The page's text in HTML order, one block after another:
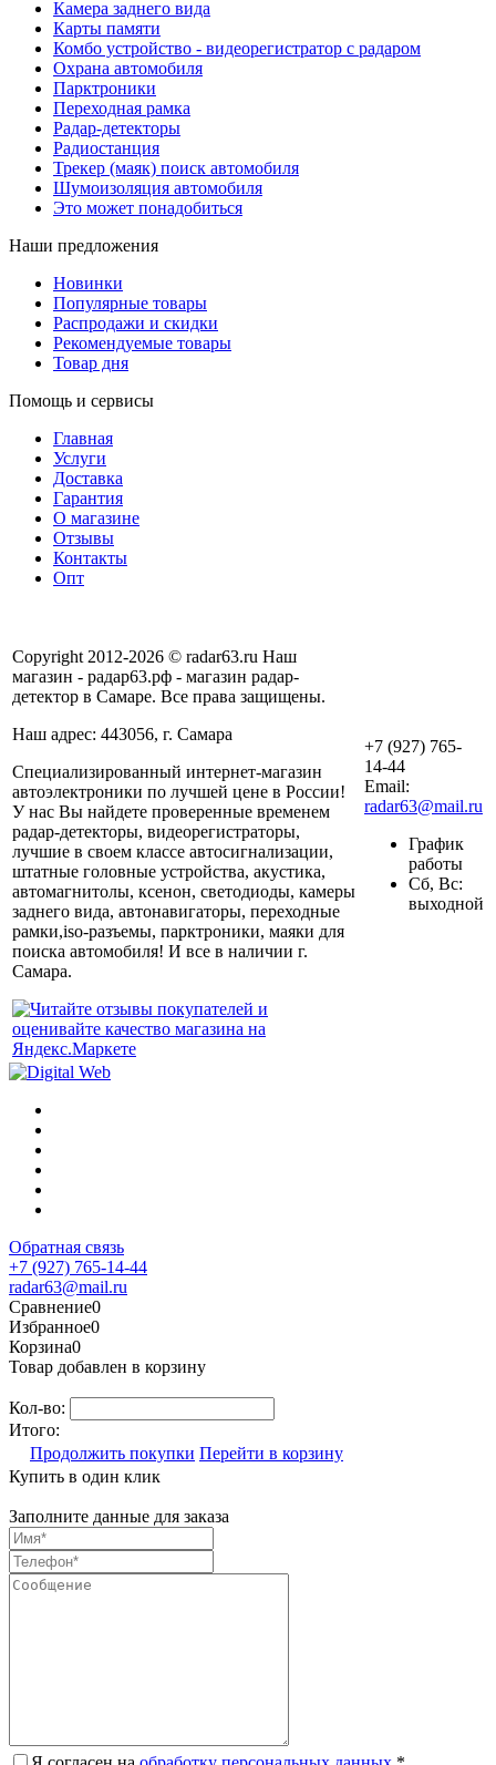
Камера заднего вида
Карты памяти
Комбо устройство - видеорегистратор с радаром
Охрана автомобиля
Парктроники
Переходная рамка
Радар-детекторы
Радиостанция
Трекер (маяк) поиск автомобиля
Шумоизоляция автомобиля
Это может понадобиться
Наши предложения
Новинки
Популярные товары
Распродажи и скидки
Рекомендуемые товары
Товар дня
Помощь и сервисы
Главная
Услуги
Доставка
Гарантия
О магазине
Отзывы
Контакты
Опт
Copyright 2012-2026 © radar63.ru Наш
магазин - радар63.рф - магазин радар-
детектор в Самаре. Все права защищены.
Наш адрес: 443056, г. Самара
Специализированный интернет-магазин
автоэлектроники по лучшей цене в России!
У нас Вы найдете проверенные временем
радар-детекторы, видеорегистраторы,
лучшие в своем классе автосигнализации,
штатные головные устройства, акустика,
автомагнитолы, ксенон, светодиоды, камеры
заднего вида, автонавигаторы, переходные
рамки,iso-разъемы, парктроники, маяки для
поиска автомобиля! И все в наличии г.
Самара.
+7 (927) 765-
14-44
Email:
radar63@mail.ru
График
работы
Сб, Вс:
выходной
Обратная связь
+7 (927) 765-14-44
radar63@mail.ru
Сравнение0
Избранное0
Корзина0
Товар добавлен в корзину
Кол-во:
Итого:
Продолжить покупки Перейти в корзину
Купить в один клик
Заполните данные для заказа